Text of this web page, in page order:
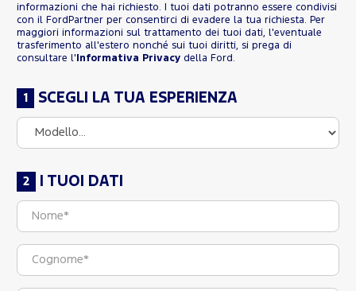
informazioni che hai richiesto. I tuoi dati potranno essere condivisi
con il FordPartner per consentirci di evadere la tua richiesta. Per
maggiori informazioni sul trattamento dei tuoi dati, l'eventuale
trasferimento all'estero nonché sui tuoi diritti, si prega di
consultare l' Informativa Privacy della Ford.
SCEGLI LA TUA ESPERIENZA
I TUOI DATI